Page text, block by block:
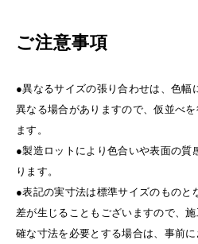
ご注意事項
●異なるサイズの張り合わせは、色幅
異なる場合がありますので、仮並べ
ます。
●製造ロットにより色合いや表面の質
ります。
●表記の実寸法は標準サイズのものと
差が生じることもございますので、
確な寸法を必要とする場合は、事前に